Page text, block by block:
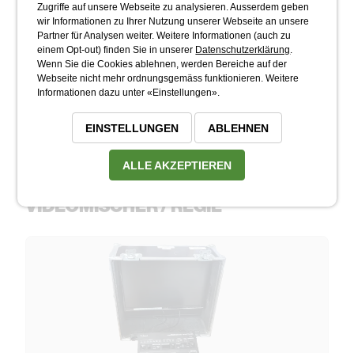
CHF 20.00
VIDEOMISCHER / REGIE
Zugriffe auf unsere Webseite zu analysieren. Ausserdem geben
wir Informationen zu Ihrer Nutzung unserer Webseite an unsere
Partner für Analysen weiter. Weitere Informationen (auch zu
einem Opt-out) finden Sie in unserer Datenschutzerklärung
Wenn Sie die Cookies ablehnen, werden Bereiche auf der
Webseite nicht mehr ordnungsgemäss funktionieren. Weitere
Informationen dazu unter «Einstellungen».
EINSTELLUNGEN ABLEHNEN
ALLE AKZEPTIEREN